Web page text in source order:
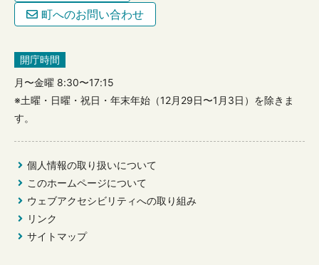
町へのお問い合わせ
開庁時間
月〜金曜 8:30〜17:15
※土曜・日曜・祝日・年末年始（12月29日〜1月3日）を除きま
す。
個人情報の取り扱いについて
このホームページについて
ウェブアクセシビリティへの取り組み
リンク
サイトマップ